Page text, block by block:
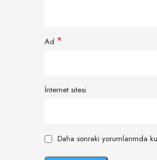
Ad *
İnternet sitesi
Daha sonraki yorumlarımda